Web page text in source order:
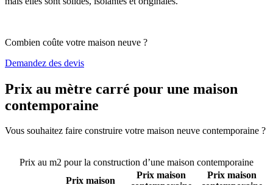
Combien coûte votre maison neuve ?
Demandez des devis
Prix au mètre carré pour une maison
contemporaine
Vous souhaitez faire construire votre maison neuve contemporaine ?
Prix au m2 pour la construction d’une maison contemporaine
Prix maison
Prix maison
Prix maison